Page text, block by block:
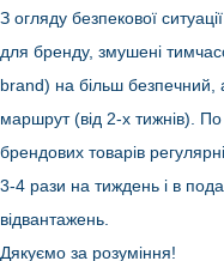
3-
днів
З огляду безпекової
для бренду, змушені
brand) на більш безпечний,
маршрут (від 2-х тижнів).
брендових товарів
3-4 рази на тиждень і в
відвантажень.
Дякуємо за розуміння!